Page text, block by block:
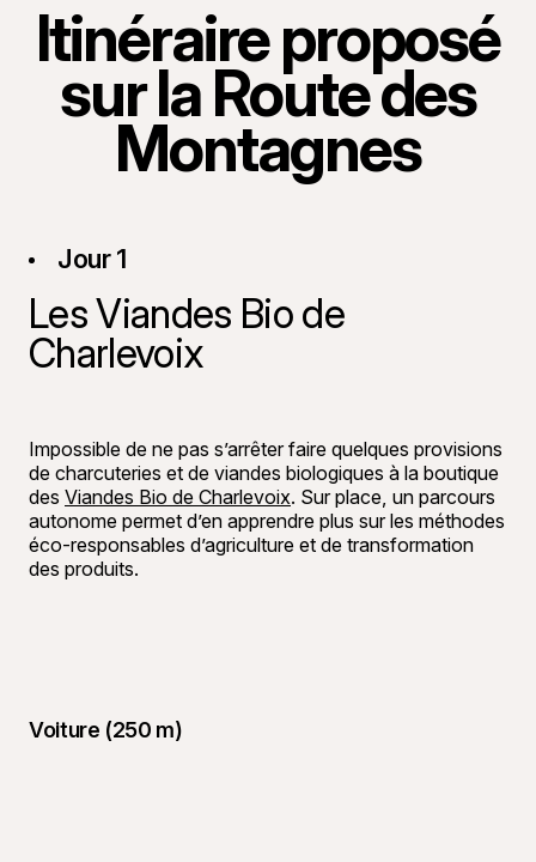
Itinéraire proposé
sur la Route des
Montagnes
Jour 1
Les Viandes Bio de
Charlevoix
Impossible de ne pas s’arrêter faire quelques provisions
de charcuteries et de viandes biologiques à la boutique
des Viandes Bio de Charlevoix. Sur place, un parcours
autonome permet d’en apprendre plus sur les méthodes
éco-responsables d’agriculture et de transformation
des produits.
Voiture (250 m)